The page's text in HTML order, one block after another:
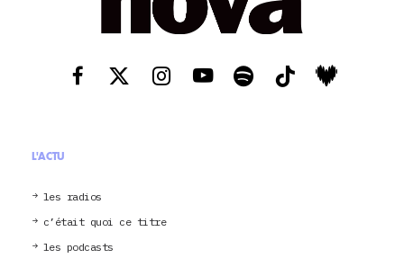
L'ACTU
les radios
c’était quoi ce titre
les podcasts